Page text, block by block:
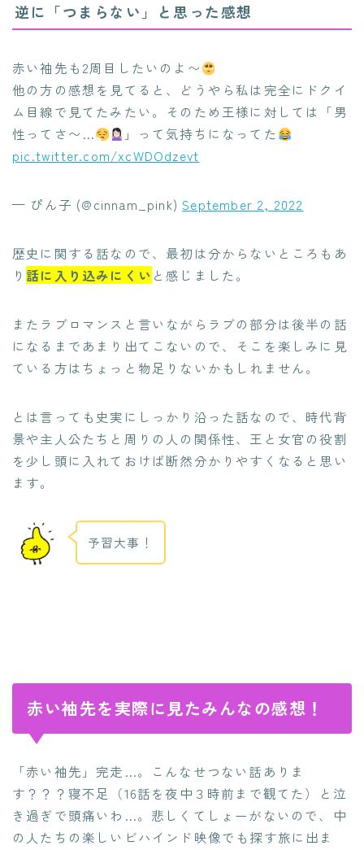
逆に「つまらない」と思った感想
赤い袖先も2周目したいのよ〜
他の方の感想を見てると、どうやら私は完全にドクイ
ム目線で見てたみたい。そのため王様に対しては「男
性ってさ〜…
」って気持ちになってた
pic.twitter.com/xcWDOdzevt
— ぴん子 (@cinnam_pink)September 2, 2022
歴史に関する話なので、最初は分からないところもあ
り 話に入り込みにくい と感じました。
またラブロマンスと言いながらラブの部分は後半の話
になるまであまり出てこないので、そこを楽しみに見
ている方はちょっと物足りないかもしれません。
とは言っても史実にしっかり沿った話なので、時代背
景や主人公たちと周りの人の関係性、王と女官の役割
を少し頭に入れておけば断然分かりやすくなると思い
ます。
予習大事！
赤い袖先を実際に見たみんなの感想！
「赤い袖先」完走…。こんなせつない話ありま
す？？？寝不足（16話を夜中３時前まで観てた）と泣
き過ぎで頭痛いわ…。悲しくてしょーがないので、中
の人たちの楽しいビハインド映像でも探す旅に出ま